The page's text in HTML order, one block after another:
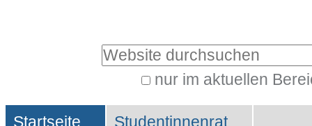
Website durchsuchen
nur im aktuellen
Suche…
Sektionen
Startseite Studentinnenrat